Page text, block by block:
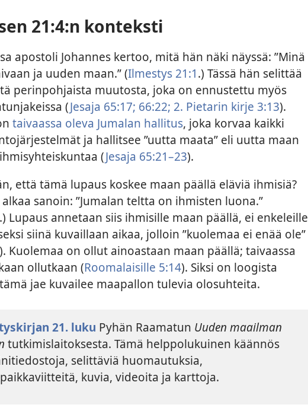
21:4:n konteksti
apostoli Johannes kertoo, mitä hän näki näyssä: ”Minä
ja uuden maan.” (Ilmestys 21:1.) Tässä hän selittää
perinpohjaista muutosta, joka on ennustettu myös
(Jesaja 65:17; 66:22; 2. Pietarin kirje 3:13).
taivaassa oleva Jumalan hallitus, joka korvaa kaikki
ja hallitsee ”uutta maata” eli uutta maan
(Jesaja 65:21–23).
että tämä lupaus koskee maan päällä eläviä ihmisiä?
sanoin: ”Jumalan teltta on ihmisten luona.”
.) Lupaus annetaan siis ihmisille maan päällä, ei enkeleille
siinä kuvaillaan aikaa, jolloin ”kuolemaa ei enää ole”
Kuolemaa on ollut ainoastaan maan päällä; taivaassa
ollutkaan (Roomalaisille 5:14). Siksi on loogista
jae kuvailee maapallon tulevia olosuhteita.
21. luku Pyhän Raamatun Uuden maailman
tutkimislaitoksesta. Tämä helppolukuinen käännös
selittäviä huomautuksia,
kuvia, videoita ja karttoja.